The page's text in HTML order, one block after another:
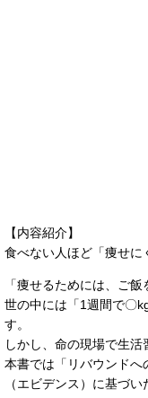
【内容紹介】
食べない人ほど「痩せに
「痩せるためには、ご
世の中には「1週間で〇
す。
しかし、命の現場で生
本書では「リバウンド
（エビデンス）に基づ